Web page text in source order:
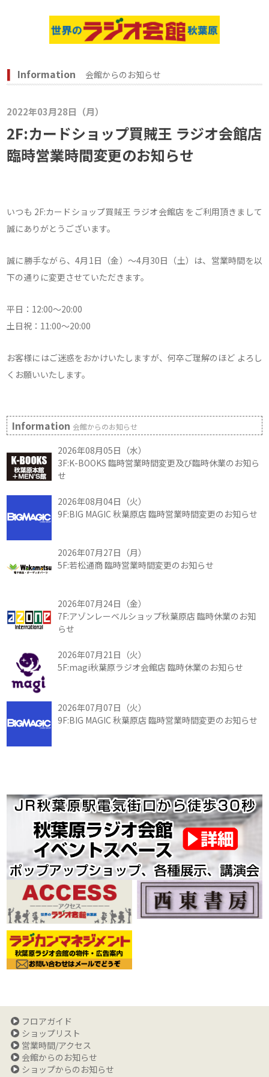
Information 会館からのお知らせ
2022年03月28日（月）
2F:カードショップ買賊王 ラジオ会館店
臨時営業時間変更のお知らせ
いつも 2F:カードショップ買賊王 ラジオ会館店 をご利用頂きまして
誠にありがとうございます。
誠に勝手ながら、4月1日（金）～4月30日（土）は、営業時間を以
下の通りに変更させていただきます。
平日：12:00～20:00
土日祝：11:00～20:00
お客様にはご迷惑をおかけいたしますが、何卒ご理解のほど よろし
くお願いいたします。
Information会館からのお知らせ
2026年08月05日（水）
3F:K-BOOKS 臨時営業時間変更及び臨時休業のお知ら
せ
2026年08月04日（火）
9F:BIG MAGIC 秋葉原店 臨時営業時間変更のお知らせ
2026年07月27日（月）
5F:若松通商 臨時営業時間変更のお知らせ
2026年07月24日（金）
7F:アゾンレーベルショップ秋葉原店 臨時休業のお知
らせ
2026年07月21日（火）
5F:magi秋葉原ラジオ会館店 臨時休業のお知らせ
2026年07月07日（火）
9F:BIG MAGIC 秋葉原店 臨時営業時間変更のお知らせ
フロアガイド
ショップリスト
営業時間/アクセス
会館からのお知らせ
ショップからのお知らせ